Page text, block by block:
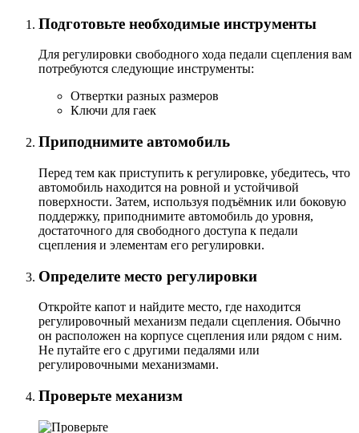
Подготовьте необходимые инструменты
Для регулировки свободного хода педали сцепления вам
потребуются следующие инструменты:
Отвертки разных размеров
Ключи для гаек
Приподнимите автомобиль
Перед тем как приступить к регулировке, убедитесь, что
автомобиль находится на ровной и устойчивой
поверхности. Затем, используя подъёмник или боковую
поддержку, приподнимите автомобиль до уровня,
достаточного для свободного доступа к педали
сцепления и элементам его регулировки.
Определите место регулировки
Откройте капот и найдите место, где находится
регулировочный механизм педали сцепления. Обычно
он расположен на корпусе сцепления или рядом с ним.
Не путайте его с другими педалями или
регулировочными механизмами.
Проверьте механизм